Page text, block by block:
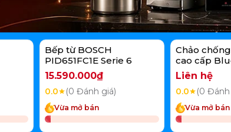
Bếp từ BOSCH
PID651FC1E Serie 6
15.590.000₫
0.0 (0 Đánh giá)
Vừa mở bán
Chảo
cao cấp
Bond 20cm
Liên hệ
0.0 (0 Đánh
Vừa mở bán